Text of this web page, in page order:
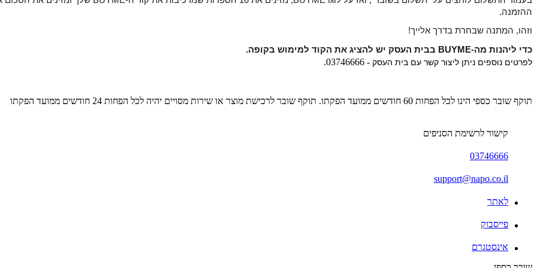
ההזמנה.
וזהו, המתנה שבחרת בדרך אלייך!
כדי ליהנות מה-BUYME בבית העסק יש להציג את הקוד למימוש בקופה.
לפרטים נוספים ניתן ליצור קשר עם בית העסק - 03746666.
תוקף שובר כספי הינו לכל הפחות 60 חודשים ממועד הפקתו. תוקף שובר לרכישת מוצר או שירות מסויים יהיה לכל הפחות 24 חודשים ממועד הפקתו
קישור לרשימת הסניפים
03746666
support@napo.co.il
לאתר
פייסבוק
אינסטגרם